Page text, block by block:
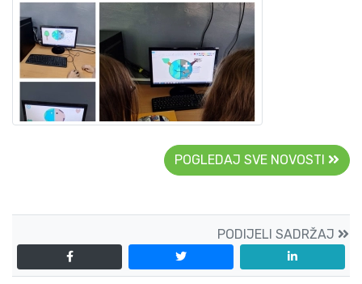
POGLEDAJ SVE NOVOSTI
PODIJELI SADRŽAJ